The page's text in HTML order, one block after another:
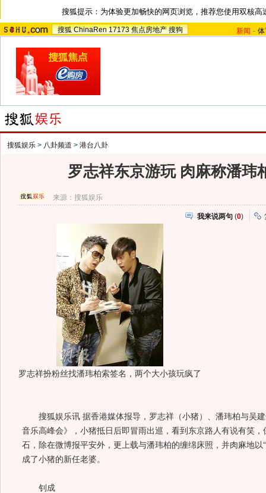
搜狐提示：为体验更加畅快的网页浏览，推荐您使用双核高
搜狐 ChinaRen 17173 焦点房地产 搜狗 新闻 -
搜狐娱乐 > 八卦频道 > 港台八卦
罗志祥东京游玩 肉麻称潘玮
来源：搜狐娱乐
我来说两句 (0)
罗志祥扮粉丝找潘玮柏索签名，两个大小孩玩疯了
搜狐娱乐讯 据香港媒体报导，罗志祥（小猪）、潘玮柏与吴建
音乐高峰会》，小猪抵日后即冒雨出巡，看到东京路人有说有笑
石，除在微博报平安外，更上载与潘玮柏的缠绵床照，并肉麻地以
成了小猪的新任老婆。
钊成